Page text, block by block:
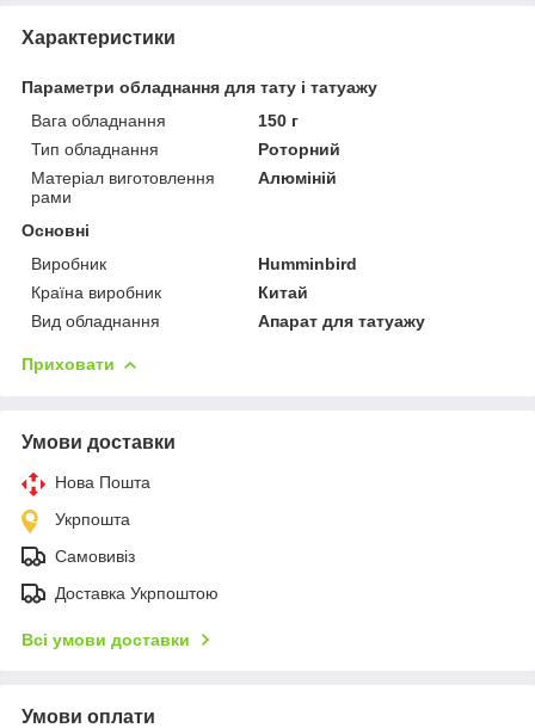
Характеристики
Параметри обладнання для тату і татуажу
Вага обладнання
150 г
Тип обладнання
Роторний
Матеріал виготовлення
рами
Алюміній
Основні
Виробник
Humminbird
Країна виробник
Китай
Вид обладнання
Апарат для татуажу
Приховати
Умови доставки
Нова Пошта
Укрпошта
Самовивіз
Доставка Укрпоштою
Всі умови доставки
Умови оплати